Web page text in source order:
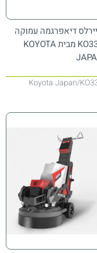
דיאפרגמה עמוקה
KO330 מבית KOYOTA
Koyota Japan